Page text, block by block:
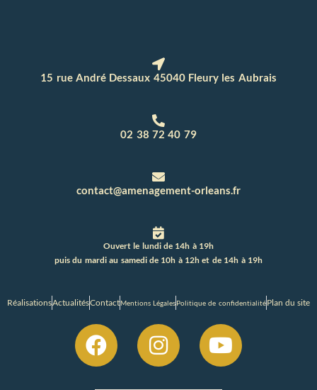
15 rue André Dessaux 45040 Fleury les Aubrais
02 38 72 40 79
contact@amenagement-orleans.fr
Ouvert le lundi de 14h à 19h
puis du mardi au samedi de 10h à 12h et de 14h à 19h
RéalisationsActualitésContactMentions LégalesPolitique de confidentialitéPlan du site